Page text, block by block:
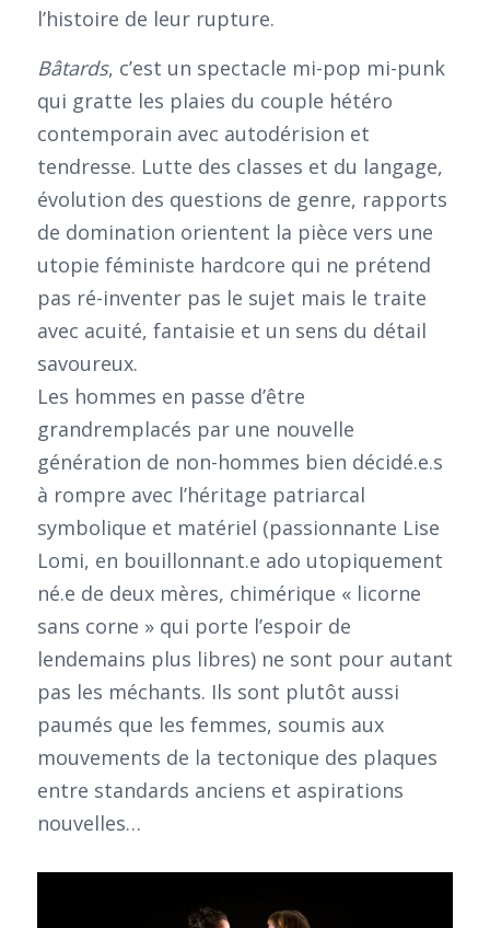
l’histoire de leur rupture.
Bâtards, c’est un spectacle mi-pop mi-punk
qui gratte les plaies du couple hétéro
contemporain avec autodérision et
tendresse. Lutte des classes et du langage,
évolution des questions de genre, rapports
de domination orientent la pièce vers une
utopie féministe hardcore qui ne prétend
pas ré-inventer pas le sujet mais le traite
avec acuité, fantaisie et un sens du détail
savoureux.
Les hommes en passe d’être
grandremplacés par une nouvelle
génération de non-hommes bien décidé.e.s
à rompre avec l’héritage patriarcal
symbolique et matériel (passionnante Lise
Lomi, en bouillonnant.e ado utopiquement
né.e de deux mères, chimérique « licorne
sans corne » qui porte l’espoir de
lendemains plus libres) ne sont pour autant
pas les méchants. Ils sont plutôt aussi
paumés que les femmes, soumis aux
mouvements de la tectonique des plaques
entre standards anciens et aspirations
nouvelles…